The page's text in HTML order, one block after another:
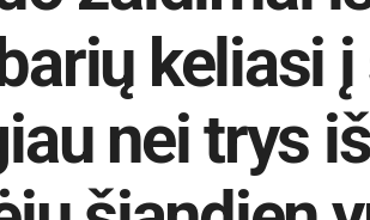
keliasi
nei trys